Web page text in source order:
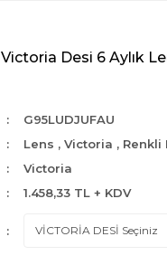
Victoria Desi 6 Aylık
G95LUDJUFAU
Lens ,Victoria , Renkli
Victoria
1.458,33 TL + KDV